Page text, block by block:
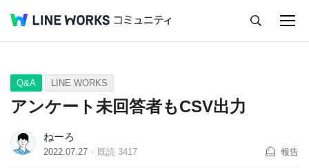
Q&A Tips Ideas
Q&A LINE WORKS
アンケート未回答者もCSV出力
ねーろ
2022.07.27 既読 3417 報告